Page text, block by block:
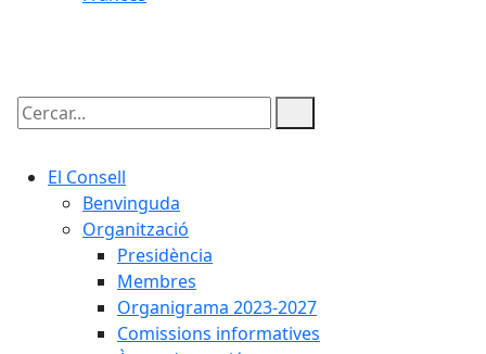
Cercar:
El Consell
Benvinguda
Organització
Presidència
Membres
Organigrama 2023-2027
Comissions informatives